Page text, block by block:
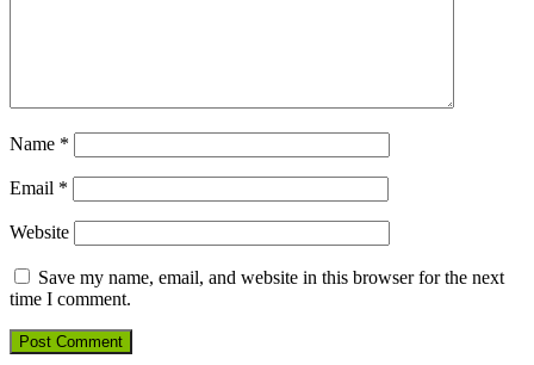
Name *
Email *
Website
Save my name, email, and website in this browser for the next
time I comment.